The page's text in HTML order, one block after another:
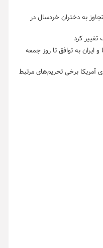
به دختران خردسال در
تغییر کرد
ایران به توافق تا روز جمعه
آمریکا برخی تحریم‌های مرتبط